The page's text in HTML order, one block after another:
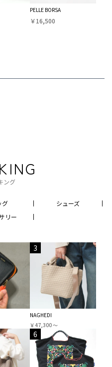
PELLE BORSA
￥16,500
ング
グ
シューズ
リー
3
NAGHEDI
￥47,300 〜
6